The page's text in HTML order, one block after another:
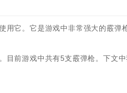
用它。它是游戏中非常强大的霰弹
目前游戏中共有5支霰弹枪。下文